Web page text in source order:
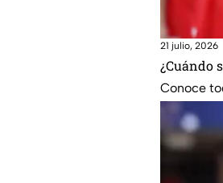
21 julio, 2026
¿Cuándo
Conoce